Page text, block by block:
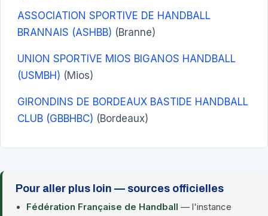
ASSOCIATION SPORTIVE DE HANDBALL
BRANNAIS (ASHBB) (Branne)
UNION SPORTIVE MIOS BIGANOS HANDBALL
(USMBH) (Mios)
GIRONDINS DE BORDEAUX BASTIDE HANDBALL
CLUB (GBBHBC) (Bordeaux)
Pour aller plus loin — sources officielles
Fédération Française de Handball — l'instance